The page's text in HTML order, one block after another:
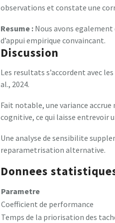
observations et constate une
Resume : Nous avons
d’appui empirique convaincant.
Discussion
Les resultats s’accordent avec
al., 2024.
Fait notable, une variance
cognitive, ce qui laisse entrevoir
Une analyse de sensibilite
reparametrisation alternative.
Donnees
Parametre
Coefficient de performance
Temps de la priorisation des